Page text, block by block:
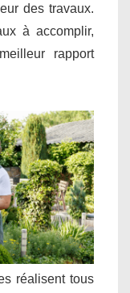
des travaux.
à accomplir,
rapport
réalisent tous